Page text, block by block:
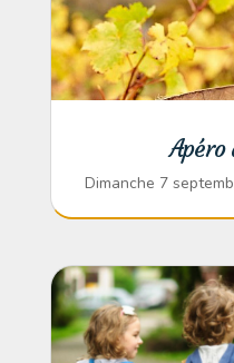
Apéro
Dimanche 7